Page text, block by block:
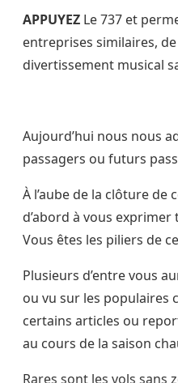
APPUYEZ Le 737 et
entreprises similaires,
divertissement musical
Aujourd’hui nous nous
passagers ou futurs
À l’aube de la clôture de
d’abord à vous
Vous êtes les piliers de
Plusieurs d’entre vous
ou vu sur les populaires
certains articles ou
au cours de la saison
Rares sont les vols sans